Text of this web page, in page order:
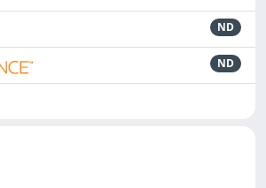
ND
ND